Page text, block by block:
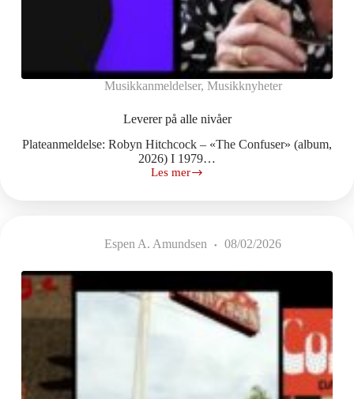
Musikkanmeldelser, Musikknyheter
Leverer på alle nivåer
Plateanmeldelse: Robyn Hitchcock – «The Confuser» (album,
2026) I 1979…
Les mer
Leverer
Espen A. Amundsen 08/02/2026